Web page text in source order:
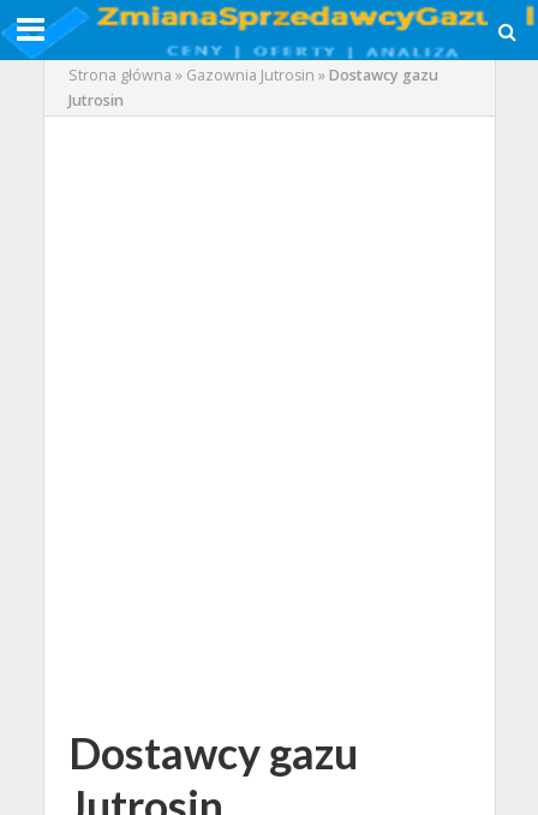
Strona główna » Gazownia Jutrosin »Dostawcy gazu
Jutrosin
Dostawcy gazu